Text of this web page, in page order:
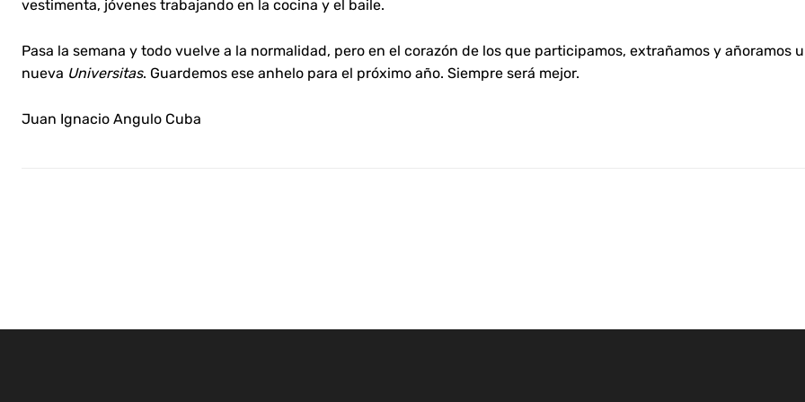
vestimenta, jóvenes trabajando en la cocina y el baile.
Pasa la semana y todo vuelve a la normalidad, pero en el corazón de los que participamos, extrañamos y añoramos
nueva Universitas. Guardemos ese anhelo para el próximo año. Siempre será mejor.
Juan Ignacio Angulo Cuba